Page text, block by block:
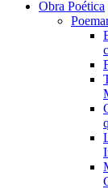
Obra Poética